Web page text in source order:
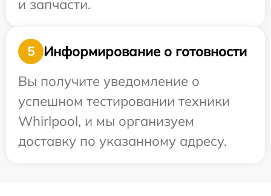
и запчасти.
5
Информирование о готовности
Вы получите уведомление о
успешном тестировании техники
Whirlpool, и мы организуем
доставку по указанному адресу.